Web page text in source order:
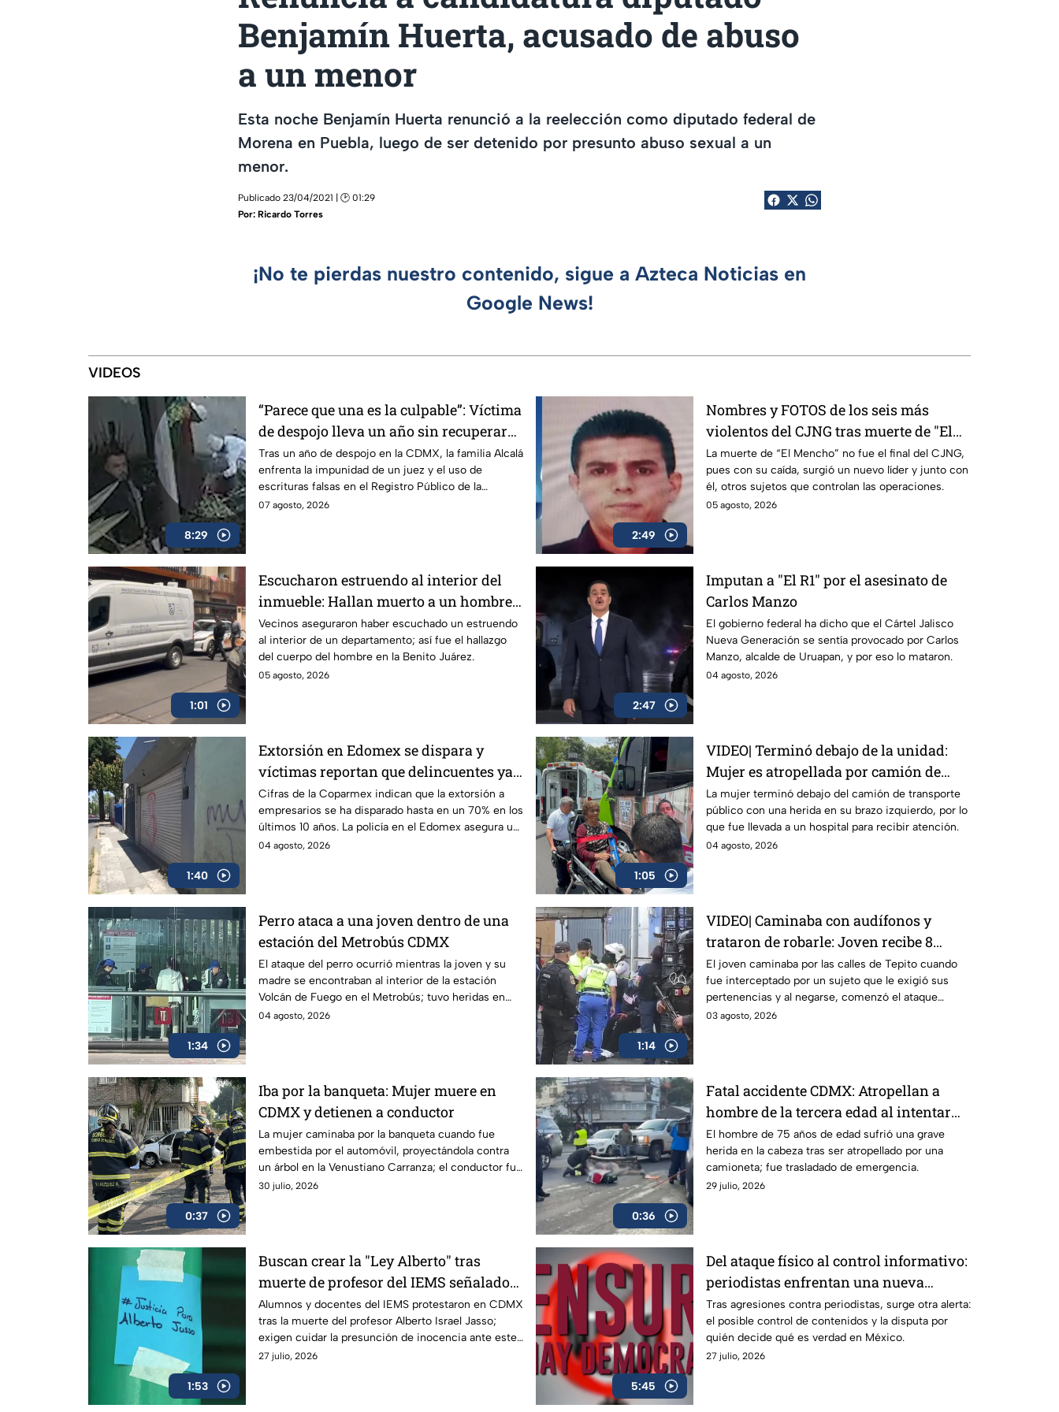
Benjamín Huerta, acusado de abuso
a un menor
Esta noche Benjamín Huerta renunció a la reelección como diputado federal de
Morena en Puebla, luego de ser detenido por presunto abuso sexual a un
menor.
Publicado 23/04/2021 | 🕑 01:29
Por: Ricardo Torres
¡No te pierdas nuestro contenido, sigue a Azteca Noticias en
Google News!
VIDEOS
8:29
“Parece que una es la culpable”: Víctima
de despojo lleva un año sin recuperar
su casa ante la indiferencia de las
autoridades
Tras un año de despojo en la CDMX, la familia Alcalá
enfrenta la impunidad de un juez y el uso de
escrituras falsas en el Registro Público de la
Propiedad.
07 agosto, 2026
2:49
Nombres y FOTOS de los seis más
violentos del CJNG tras muerte de "El
Mencho": ¿qué hace cada uno?
La muerte de “El Mencho” no fue el final del CJNG,
pues con su caída, surgió un nuevo líder y junto con
él, otros sujetos que controlan las operaciones.
05 agosto, 2026
1:01
Escucharon estruendo al interior del
inmueble: Hallan muerto a un hombre
en departamento de San Simón, Benito
Juárez
Vecinos aseguraron haber escuchado un estruendo
al interior de un departamento; así fue el hallazgo
del cuerpo del hombre en la Benito Juárez.
05 agosto, 2026
2:47
Imputan a "El R1" por el asesinato de
Carlos Manzo
El gobierno federal ha dicho que el Cártel Jalisco
Nueva Generación se sentía provocado por Carlos
Manzo, alcalde de Uruapan, y por eso lo mataron.
04 agosto, 2026
1:40
Extorsión en Edomex se dispara y
víctimas reportan que delincuentes ya
se meten a los locales
Cifras de la Coparmex indican que la extorsión a
empresarios se ha disparado hasta en un 70% en los
últimos 10 años. La policía en el Edomex asegura un
avance contra grupos dedicados a este delito.
04 agosto, 2026
1:05
VIDEO| Terminó debajo de la unidad:
Mujer es atropellada por camión de
transporte público en la México-
Tacuba; logra sobrevivir
La mujer terminó debajo del camión de transporte
público con una herida en su brazo izquierdo, por lo
que fue llevada a un hospital para recibir atención.
04 agosto, 2026
1:34
Perro ataca a una joven dentro de una
estación del Metrobús CDMX
El ataque del perro ocurrió mientras la joven y su
madre se encontraban al interior de la estación
Volcán de Fuego en el Metrobús; tuvo heridas en
manos y piernas.
04 agosto, 2026
1:14
VIDEO| Caminaba con audífonos y
trataron de robarle: Joven recibe 8
puñaladas en Tepito tras resistirse a un
asalto
El joven caminaba por las calles de Tepito cuando
fue interceptado por un sujeto que le exigió sus
pertenencias y al negarse, comenzó el ataque
contra la víctima.
03 agosto, 2026
0:37
Iba por la banqueta: Mujer muere en
CDMX y detienen a conductor
La mujer caminaba por la banqueta cuando fue
embestida por el automóvil, proyectándola contra
un árbol en la Venustiano Carranza; el conductor fue
detenido en el lugar.
30 julio, 2026
0:36
Fatal accidente CDMX: Atropellan a
hombre de la tercera edad al intentar
cruzar la calle en Benito Juárez; el
conductor fue detenido
El hombre de 75 años de edad sufrió una grave
herida en la cabeza tras ser atropellado por una
camioneta; fue trasladado de emergencia.
29 julio, 2026
1:53
Buscan crear la "Ley Alberto" tras
muerte de profesor del IEMS señalado
por acoso
Alumnos y docentes del IEMS protestaron en CDMX
tras la muerte del profesor Alberto Israel Jasso;
exigen cuidar la presunción de inocencia ante este
tipo de denuncias.
27 julio, 2026
5:45
Del ataque físico al control informativo:
periodistas enfrentan una nueva
batalla por la libertad de expresión
Tras agresiones contra periodistas, surge otra alerta:
el posible control de contenidos y la disputa por
quién decide qué es verdad en México.
27 julio, 2026